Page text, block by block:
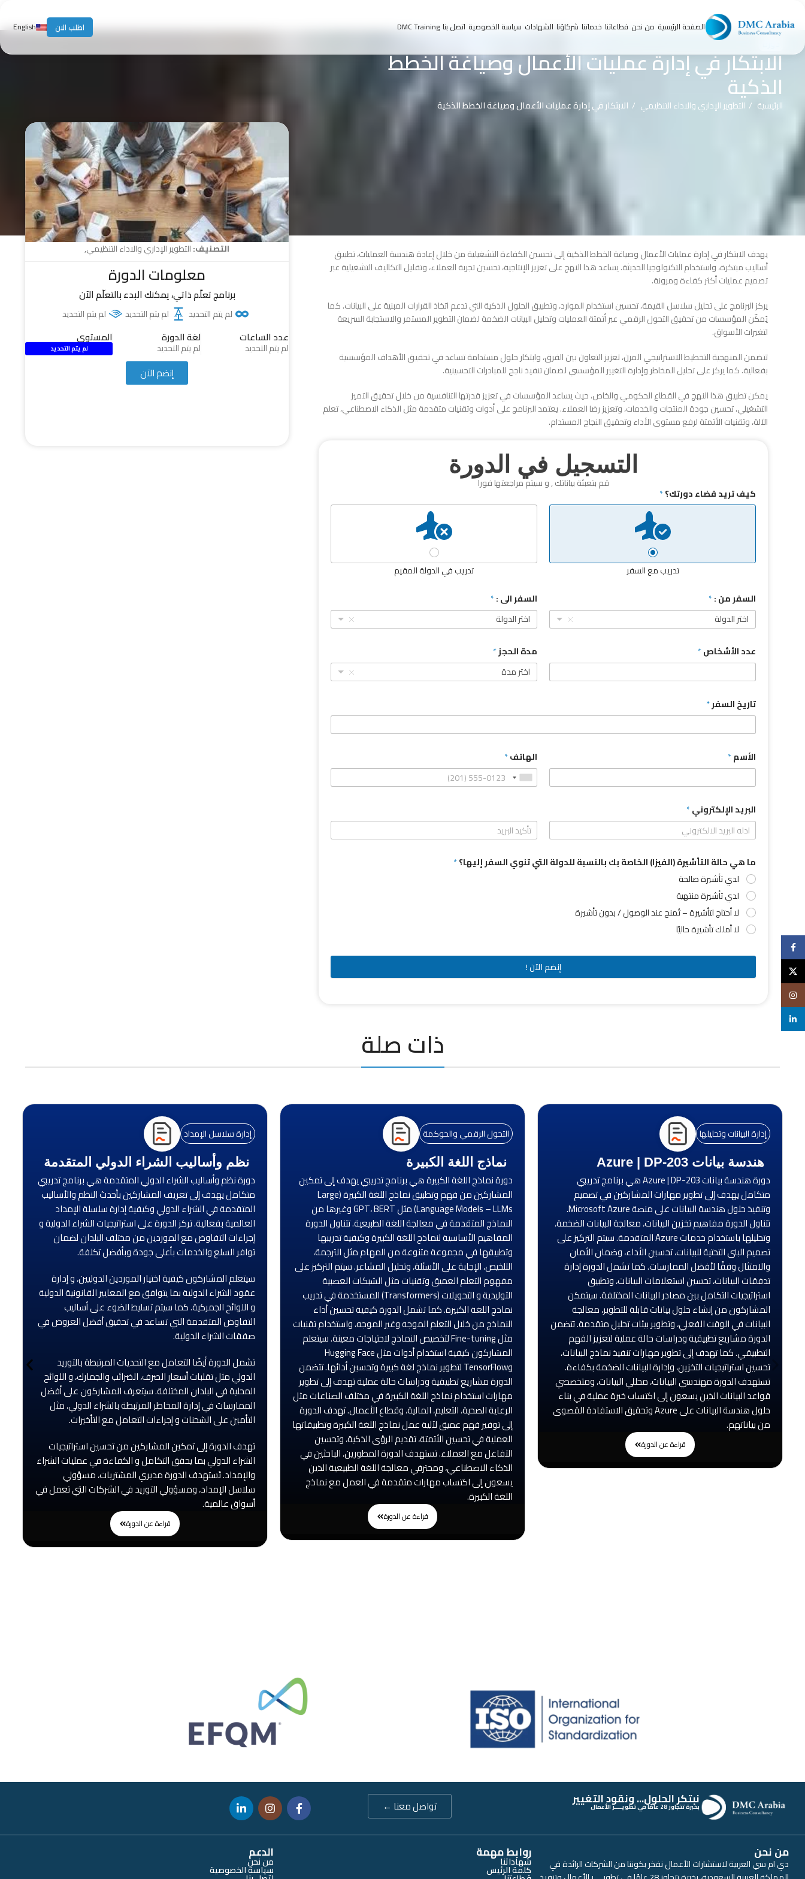
الصفحة الرئيسية من نحن قطاعاتنا خدماتنا شركاؤنا الشهادات سياسة الخصوصية اتصل بنا DMC Training اطلب الان English
الابتكار في إدارة عمليات الأعمال وصياغة الخطط
الذكية
الرئيسية التطوير الإداري والاداء التنظيمي الابتكار في إدارة عمليات الأعمال وصياغة الخطط الذكية
يهدف الابتكار في إدارة عمليات الأعمال وصياغة الخطط الذكية إلى تحسين الكفاءة التشغيلية من خلال إعادة هندسة العمليات، تطبيق
أساليب مبتكرة، واستخدام التكنولوجيا الحديثة. يساعد هذا النهج على تعزيز الإنتاجية، تحسين تجربة العملاء، وتقليل التكاليف التشغيلية عبر
تصميم عمليات أكثر كفاءة ومرونة.
يركز البرنامج على تحليل سلاسل القيمة، تحسين استخدام الموارد، وتطبيق الحلول الذكية التي تدعم اتخاذ القرارات المبنية على البيانات. كما
يُمكّن المؤسسات من تحقيق التحول الرقمي عبر أتمتة العمليات وتحليل البيانات الضخمة لضمان التطوير المستمر والاستجابة السريعة
لتغيرات الأسواق.
تتضمن المنهجية التخطيط الاستراتيجي المرن، تعزيز التعاون بين الفرق، وابتكار حلول مستدامة تساعد في تحقيق الأهداف المؤسسية
بفعالية. كما يركز على تحليل المخاطر وإدارة التغيير المؤسسي لضمان تنفيذ ناجح للمبادرات التحسينية.
يمكن تطبيق هذا النهج في القطاع الحكومي والخاص، حيث يساعد المؤسسات في تعزيز قدرتها التنافسية من خلال تحقيق التميز
التشغيلي، تحسين جودة المنتجات والخدمات، وتعزيز رضا العملاء. يعتمد البرنامج على أدوات وتقنيات متقدمة مثل الذكاء الاصطناعي، تعلم
الآلة، وتقنيات الأتمتة لرفع مستوى الأداء وتحقيق النجاح المستدام.
التسجيل في الدورة
قم بتعبئة بياناتك , و سيتم مراجعتها فورا
كيف تريد قضاء دورتك؟*
تدريب مع السفر
تدريب في الدولة المقيم
السفر من :*
اختر الدولة
السفر الى :*
اختر الدولة
عدد الأشخاص* مدة الحجز*
اختر مدة
تاريخ السفر*
الأسم* الهاتف*
البريد الإلكتروني*
ما هي حالة التأشيرة (الفيزا) الخاصة بك بالنسبة للدولة التي تنوي السفر إليها؟*
لدي تأشيرة صالحة
لدي تأشيرة منتهية
لا أحتاج لتأشيرة – تُمنح عند الوصول / بدون تأشيرة
لا أملك تأشيرة حاليًا
إنضم الآن !
التصنيف:التطوير الإداري والاداء التنظيمي,
معلومات الدورة
برنامج تعلّم ذاتي، يمكنك البدء بالتعلّم الآن
لم يتم التحديد لم يتم التحديد لم يتم التحديد
عدد الساعات
لم يتم التحديد
لغة الدورة
لم يتم التحديد
المستوى
لم يتم التحديد
إنضم الآن
ذات صلة
إدارة البيانات وتحليلها
هندسة بيانات Azure | DP-203
دورة هندسة بيانات Azure | DP-203 هي برنامج تدريبي
متكامل يهدف إلى تطوير مهارات المشاركين في تصميم
وتنفيذ حلول هندسة البيانات على منصة Microsoft Azure.
تتناول الدورة مفاهيم تخزين البيانات، معالجة البيانات الضخمة،
وتحليلها باستخدام خدمات Azure المتقدمة. سيتم التركيز على
تصميم البنى التحتية للبيانات، تحسين الأداء، وضمان الأمان
والامتثال وفقًا لأفضل الممارسات. كما تشمل الدورة إدارة
تدفقات البيانات، تحسين استعلامات البيانات، وتطبيق
استراتيجيات التكامل بين مصادر البيانات المختلفة. سيتمكن
المشاركون من إنشاء حلول بيانات قابلة للتطوير، معالجة
البيانات في الوقت الفعلي، وتطوير بيئات تحليل متقدمة. تتضمن
الدورة مشاريع تطبيقية ودراسات حالة عملية لتعزيز الفهم
التطبيقي. كما تهدف إلى تطوير مهارات تنفيذ نماذج البيانات،
تحسين استراتيجيات التخزين، وإدارة البيانات الضخمة بكفاءة.
تستهدف الدورة مهندسي البيانات، محللي البيانات، ومتخصصي
قواعد البيانات الذين يسعون إلى اكتساب خبرة عملية في بناء
حلول هندسة البيانات على Azure وتحقيق الاستفادة القصوى
من بياناتهم.
قراءة عن الدورة
التحول الرقمي والحوكمة
نماذج اللغة الكبيرة
دورة نماذج اللغة الكبيرة هي برنامج تدريبي يهدف إلى تمكين
المشاركين من فهم وتطبيق نماذج اللغة الكبيرة (Large
Language Models – LLMs) مثل GPT، BERT وغيرها من
النماذج المتقدمة في معالجة اللغة الطبيعية. تتناول الدورة
المفاهيم الأساسية لنماذج اللغة الكبيرة وكيفية تدريبها
وتطبيقها في مجموعة متنوعة من المهام مثل الترجمة،
التلخيص، الإجابة على الأسئلة، وتحليل المشاعر. سيتم التركيز على
مفهوم التعلم العميق وتقنيات مثل الشبكات العصبية
التوليدية و التحويلات (Transformers) المستخدمة في تدريب
نماذج اللغة الكبيرة. كما تشمل الدورة كيفية تحسين أداء
النماذج من خلال التعلم الموجه وغير الموجه، واستخدام تقنيات
مثل Fine-tuning لتخصيص النماذج لاحتياجات معينة. سيتعلم
المشاركون كيفية استخدام أدوات مثل Hugging Face
وTensorFlow لتطوير نماذج لغة كبيرة وتحسين أدائها. تتضمن
الدورة مشاريع تطبيقية ودراسات حالة عملية تهدف إلى تطوير
مهارات استخدام نماذج اللغة الكبيرة في مختلف الصناعات مثل
الرعاية الصحية، التعليم، المالية، وقطاع الأعمال. تهدف الدورة
إلى توفير فهم عميق لآلية عمل نماذج اللغة الكبيرة وتطبيقاتها
العملية في تحسين الأتمتة، تقديم الرؤى الذكية، وتحسين
التفاعل مع العملاء. تستهدف الدورة المطورين، الباحثين في
الذكاء الاصطناعي، ومحترفي معالجة اللغة الطبيعية الذين
يسعون إلى اكتساب مهارات متقدمة في العمل مع نماذج
اللغة الكبيرة.
قراءة عن الدورة
إدارة سلاسل الإمداد
نظم وأساليب الشراء الدولي المتقدمة
دورة نظم وأساليب الشراء الدولي المتقدمة هي برنامج تدريبي
متكامل يهدف إلى تعريف المشاركين بأحدث النظم والأساليب
المتقدمة في الشراء الدولي وكيفية إدارة سلسلة الإمداد
العالمية بفعالية. تركز الدورة على استراتيجيات الشراء الدولية و
إجراءات التفاوض مع الموردين من مختلف البلدان لضمان
توافر السلع والخدمات بأعلى جودة وبأفضل تكلفة.
سيتعلم المشاركون كيفية اختيار الموردين الدوليين، و إدارة
عقود الشراء الدولية بما يتوافق مع المعايير القانونية الدولية
و اللوائح الجمركية. كما سيتم تسليط الضوء على أساليب
التفاوض المتقدمة التي تساعد في تحقيق أفضل العروض في
صفقات الشراء الدولية.
تشمل الدورة أيضًا التعامل مع التحديات المرتبطة بالتوريد
الدولي مثل تقلبات أسعار الصرف، الضرائب والجمارك، و اللوائح
المحلية في البلدان المختلفة. سيتعرف المشاركون على أفضل
الممارسات في إدارة المخاطر المرتبطة بالشراء الدولي، مثل
التأمين على الشحنات و إجراءات التعامل مع التأخيرات.
تهدف الدورة إلى تمكين المشاركين من تحسين استراتيجيات
الشراء الدولي بما يحقق التكامل و الكفاءة في عمليات الشراء
والإمداد. تَستهدف الدورة مديري المشتريات، مسؤولي
سلاسل الإمداد، ومسؤولي التوريد في الشركات التي تعمل في
أسواق عالمية.
قراءة عن الدورة
نبتكر الحلول... ونقود التغيير
بخبرة تتجاوز 28 عامًا في تطويــــر الأعمال تواصل معنا ←
من نحن
دي ام سي العربية لاستشارات الأعمال نفخر بكوننا من الشركات الرائدة في
روابط مهمة
شهاداتنا
كلمة الرئيس
الدعم
من نحن
سياسة الخصوصية